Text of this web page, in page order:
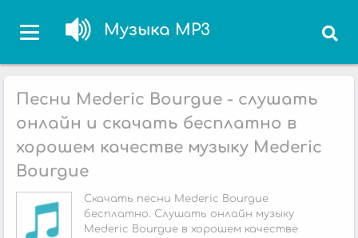
Музыка MP3
Песни Mederic Bourgue - слушать
онлайн и скачать бесплатно в
хорошем качестве музыку Mederic
Bourgue
Скачать песни Mederic Bourgue
бесплатно. Слушать онлайн музыку
Mederic Bourgue в хорошем качестве